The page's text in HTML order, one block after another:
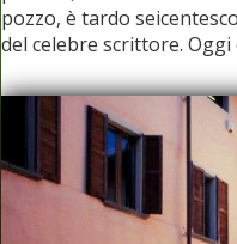
pozzo, è tardo
del celebre scrittore. Oggi